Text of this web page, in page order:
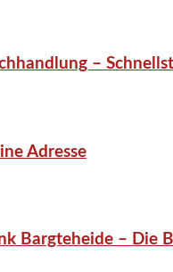
–
Adresse
Bargteheide – Die